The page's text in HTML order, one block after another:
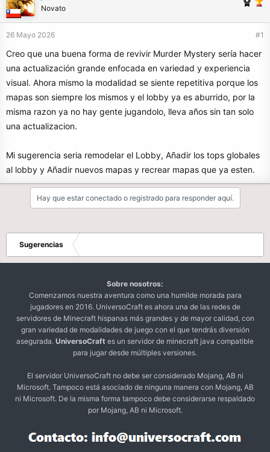
e
i
c
i
Novato
26 Mayo 2026 #1
Creo que una buena forma de revivir Murder Mystery sería hacer
una actualización grande enfocada en variedad y experiencia
visual. Ahora mismo la modalidad se siente repetitiva porque los
mapas son siempre los mismos y el lobby ya es aburrido, por la
misma razon ya no hay gente jugandolo, lleva años sin tan solo
una actualizacion.
Mi sugerencia seria remodelar el Lobby, Añadir los tops globales
al lobby y Añadir nuevos mapas y recrear mapas que ya esten.
Hay que estar conectado o registrado para responder aquí.
Sugerencias
Sobre nosotros:
Comenzamos nuestra aventura como una humilde morada para
jugadores en 2016. UniversoCraft es ahora una de las redes de
servidores de Minecraft hispanas más grandes y de mayor calidad, con
gran variedad de modalidades de juego con el que tendrás diversión
asegurada. UniversoCraft es un servidor de minecraft java compatible
para jugar desde múltiples versiones.
El servidor UniversoCraft no debe ser considerado Mojang, AB ni
Microsoft. Tampoco está asociado de ninguna manera con Mojang, AB
ni Microsoft. De la misma forma tampoco debe considerarse respaldado
por Mojang, AB ni Microsoft.